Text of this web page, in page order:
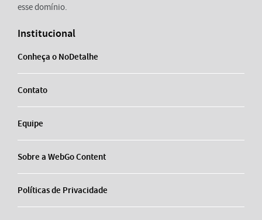
esse domínio.
Institucional
Conheça o NoDetalhe
Contato
Equipe
Sobre a WebGo Content
Políticas de Privacidade